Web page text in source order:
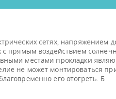
сетях, напряжением
с прямым воздействием
местами прокладки
не может монтироваться
его отогреть. Б